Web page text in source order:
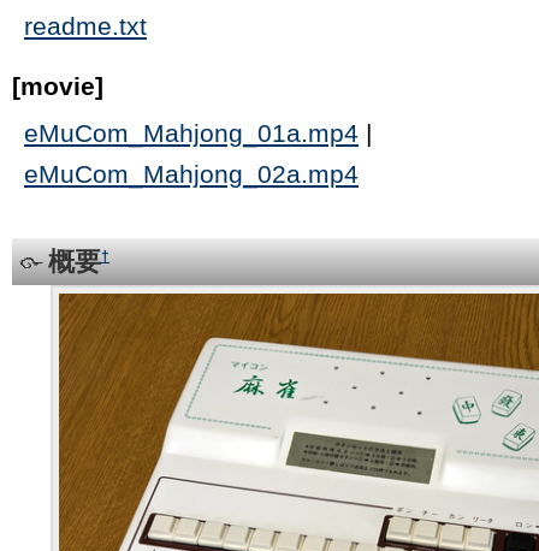
readme.txt
[movie]
eMuCom_Mahjong_01a.mp4 |
eMuCom_Mahjong_02a.mp4
概要†